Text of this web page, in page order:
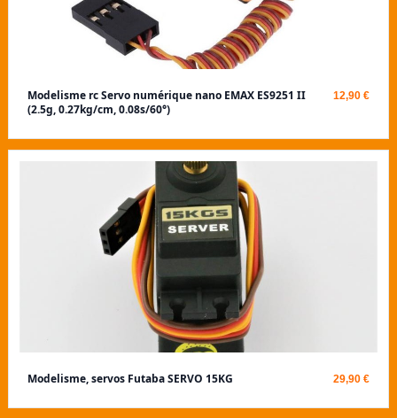
Modelisme rc Servo numérique nano EMAX ES9251 II
(2.5g, 0.27kg/cm, 0.08s/60°)
12,90 €
Modelisme, servos Futaba SERVO 15KG 29,90 €